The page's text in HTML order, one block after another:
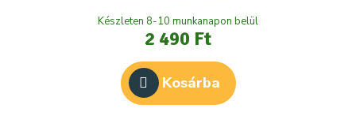
Készleten 8-10 munkanapon belül
2 490 Ft
Kosárba